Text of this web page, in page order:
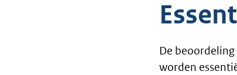
De
worden